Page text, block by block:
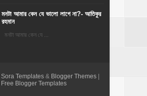
মনটা আমার কেন যে ভালো লাগে না?- আতিকুর
রহমান
মনটা আমার কেন যে ...
Sora Templates& Blogger Themes|
Free Blogger Templates